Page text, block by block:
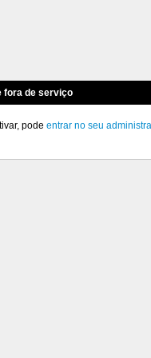
fora de serviço
pode entrar no seu